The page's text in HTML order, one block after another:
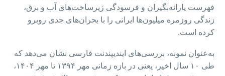
فهرست یارانه‌بگیران و فرسودگی زیرساخت‌های آب و برق،
زندگی روزمره میلیون‌ها ایرانی را با بحران‌های جدی روبرو
کرده است.
به‌عنوان نمونه، بررسی‌های ایندیپندنت فارسی نشان می‌دهد که
طی ۱۰ سال اخیر، یعنی در بازه زمانی مهر ۱۳۹۴ تا مهر ۱۴۰۴،